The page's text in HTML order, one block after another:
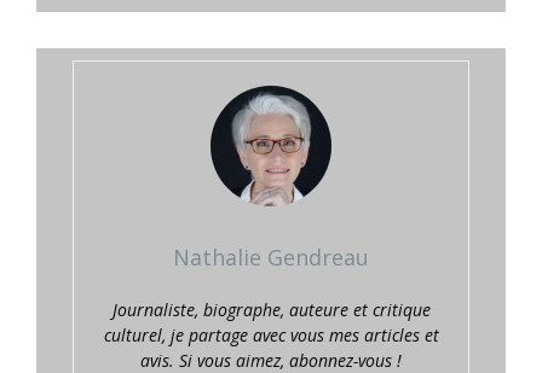
Nathalie Gendreau
Journaliste, biographe, auteure et critique
culturel, je partage avec vous mes articles et
avis. Si vous aimez, abonnez-vous !